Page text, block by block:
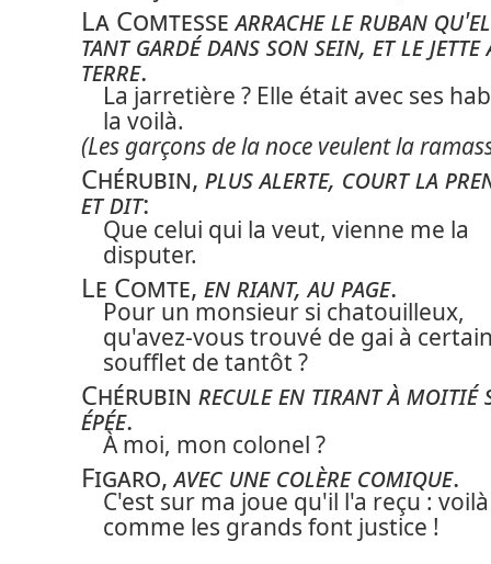
La Comtesse arrache le ruban
tant gardé dans son sein, et le jette
terre.
La jarretière ? Elle était avec ses
la voilà.
(Les garçons de la noce veulent la
Chérubin, plus alerte, court la
et dit:
Que celui qui la veut, vienne me la
disputer.
Le Comte, en riant, au page.
Pour un monsieur si chatouilleux,
qu'avez-vous trouvé de gai à
soufflet de tantôt ?
Chérubin recule en tirant à moitié
épée.
À moi, mon colonel ?
Figaro,avec une colère comique.
C'est sur ma joue qu'il l'a reçu : voilà
comme les grands font justice !